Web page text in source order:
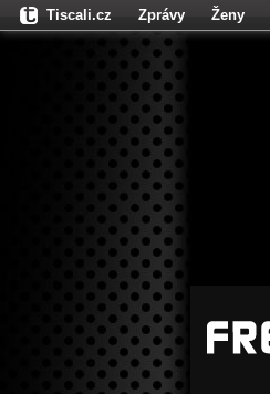
Tiscali.cz Zprávy Ženy
Fights.cz